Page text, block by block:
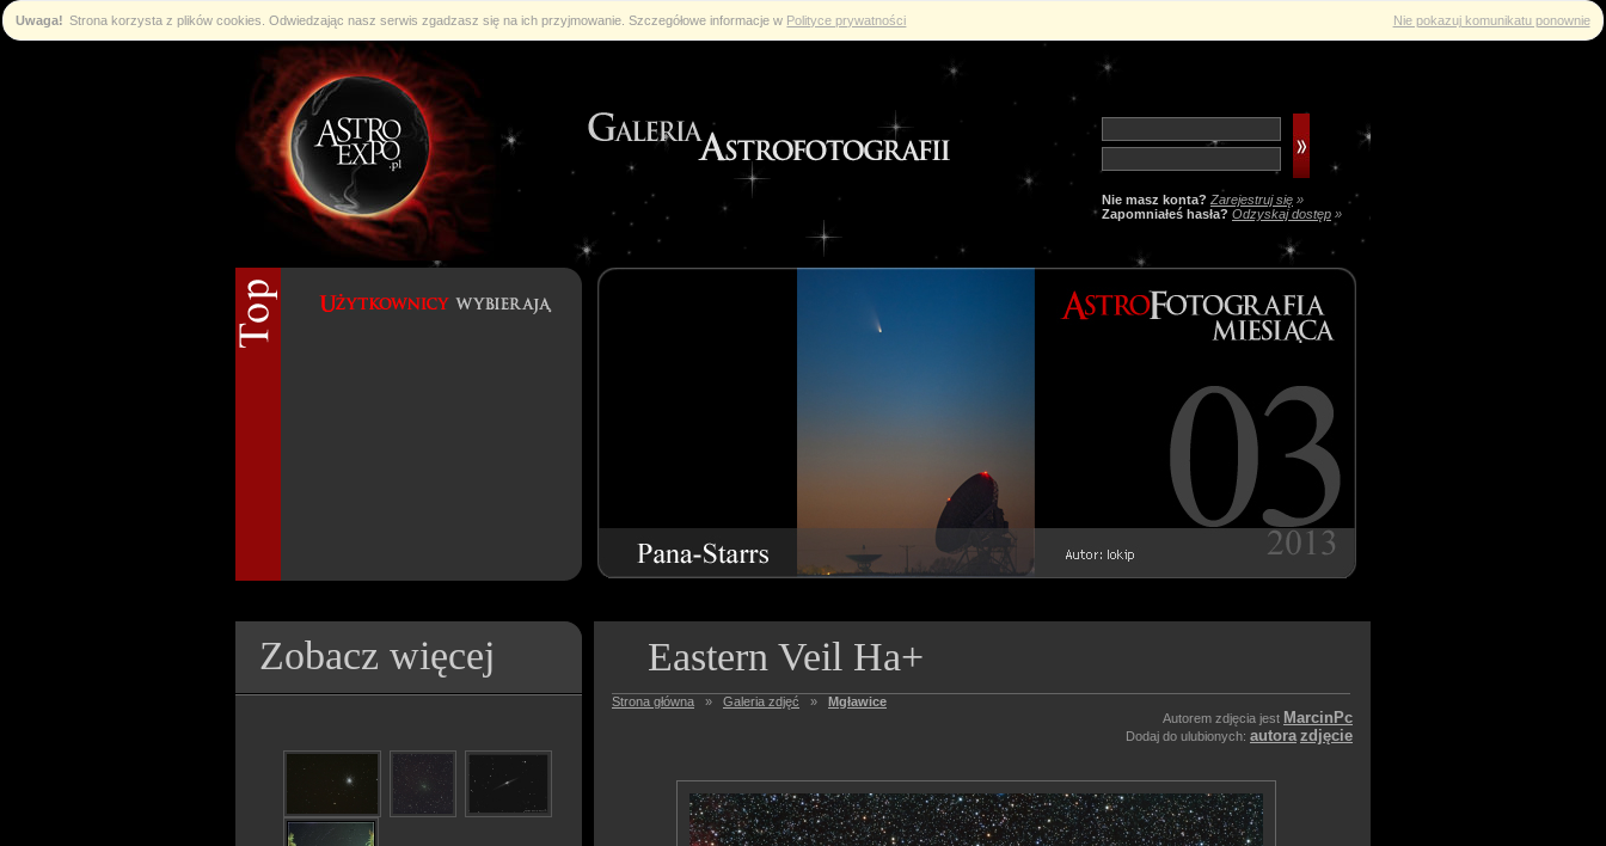
Uwaga! Strona korzysta z plików cookies. Odwiedzając nasz serwis zgadzasz się na ich przyjmowanie. Szczegółowe informacje w Polityce prywatności Nie pokazuj komunikatu ponownie
Nie masz konta? Zarejestruj się »
Zapomniałeś hasła? Odzyskaj dostęp »
Zobacz więcej Eastern Veil Ha+
Strona główna » Galeria zdjęć » Mgławice
Autorem zdjęcia jest MarcinPc
Dodaj do ulubionych: autora zdjęcie